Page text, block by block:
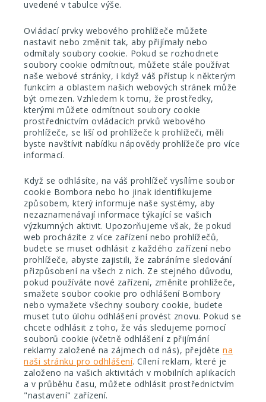
uvedené v tabulce výše.
Ovládací prvky webového prohlížeče můžete
nastavit nebo změnit tak, aby přijímaly nebo
odmítaly soubory cookie. Pokud se rozhodnete
soubory cookie odmítnout, můžete stále používat
naše webové stránky, i když váš přístup k některým
funkcím a oblastem našich webových stránek může
být omezen. Vzhledem k tomu, že prostředky,
kterými můžete odmítnout soubory cookie
prostřednictvím ovládacích prvků webového
prohlížeče, se liší od prohlížeče k prohlížeči, měli
byste navštívit nabídku nápovědy prohlížeče pro více
informací.
Když se odhlásíte, na váš prohlížeč vysílíme soubor
cookie Bombora nebo ho jinak identifikujeme
způsobem, který informuje naše systémy, aby
nezaznamenávají informace týkající se vašich
výzkumných aktivit. Upozorňujeme však, že pokud
web procházíte z více zařízení nebo prohlížečů,
budete se muset odhlásit z každého zařízení nebo
prohlížeče, abyste zajistili, že zabráníme sledování
přizpůsobení na všech z nich. Ze stejného důvodu,
pokud používáte nové zařízení, změníte prohlížeče,
smažete soubor cookie pro odhlášení Bombory
nebo vymažete všechny soubory cookie, budete
muset tuto úlohu odhlášení provést znovu. Pokud se
chcete odhlásit z toho, že vás sledujeme pomocí
souborů cookie (včetně odhlášení z přijímání
reklamy založené na zájmech od nás), přejděte na
naši stránku pro odhlášení. Cílení reklam, které je
založeno na vašich aktivitách v mobilních aplikacích
a v průběhu času, můžete odhlásit prostřednictvím
"nastavení" zařízení.